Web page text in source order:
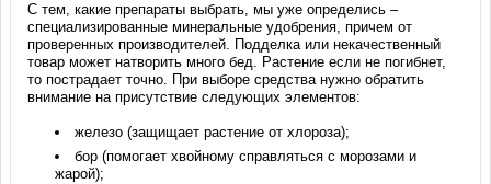
С тем, какие препараты выбрать, мы уже определись –
специализированные минеральные удобрения, причем от
проверенных производителей. Подделка или некачественный
товар может натворить много бед. Растение если не погибнет,
то пострадает точно. При выборе средства нужно обратить
внимание на присутствие следующих элементов:
железо (защищает растение от хлороза);
бор (помогает хвойному справляться с морозами и
жарой);